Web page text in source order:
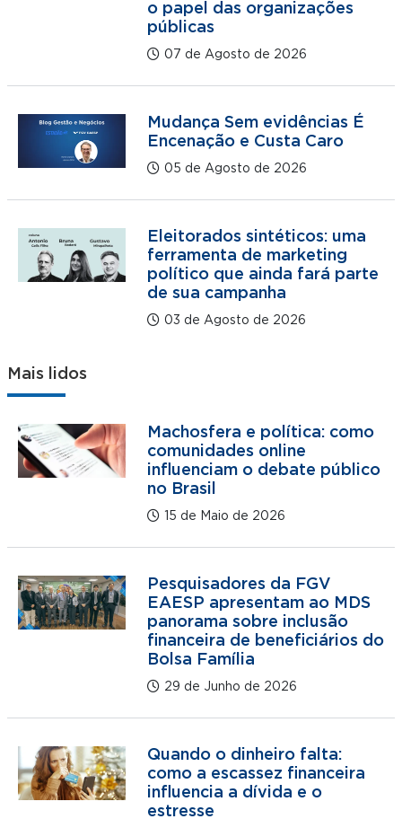
o papel das organizações
públicas
07 de Agosto de 2026
Mudança Sem evidências É
Encenação e Custa Caro
05 de Agosto de 2026
Eleitorados sintéticos: uma
ferramenta de marketing
político que ainda fará parte
de sua campanha
03 de Agosto de 2026
Mais lidos
Machosfera e política: como
comunidades online
influenciam o debate público
no Brasil
15 de Maio de 2026
Pesquisadores da FGV
EAESP apresentam ao MDS
panorama sobre inclusão
financeira de beneficiários do
Bolsa Família
29 de Junho de 2026
Quando o dinheiro falta:
como a escassez financeira
influencia a dívida e o
estresse